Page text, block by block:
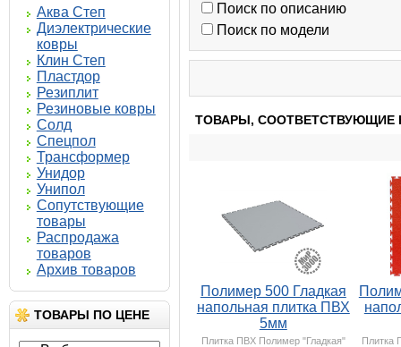
Аква Степ
Диэлектрические
ковры
Клин Степ
Пластдор
Резиплит
Резиновые ковры
Солд
Спецпол
Трансформер
Унидор
Унипол
Сопутствующие
товары
Распродажа
товаров
Архив товаров
ТОВАРЫ ПО ЦЕНЕ
Поиск по описанию
Поиск по модели
ТОВАРЫ, СООТВЕТСТВУЮЩИЕ
Полимер 500 Гладкая
напольная плитка ПВХ
5мм
Плитка ПВХ Полимер "Гладкая"
Плитка